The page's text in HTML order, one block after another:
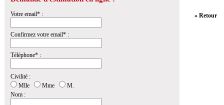
Votre email* :
Confirmez votre email* :
Téléphone* :
Civilité :
Mlle
Mme
M.
Nom :
» Retour